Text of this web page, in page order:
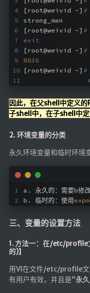
[root@weivid ~] #
strong_man
[root@weivid ~]
exit
[root@weivid ~] #
8836
[root@weivid ~] #
因此，在父shell中定义
子shell中，在子shell中定
2. 环境变量的分类
永久环境变量和临时环境
a. 永久的：需要b修改
b. 临时的：使用
三、变量的设置方法
1. 方法一：在/etc/profile
的)】
用VI在文件/etc/profile文
有用户有效，并且是“永
🔨工具
帮你百度
文件传输
文件传输 自
九宫格照片
图片加水印
图片转字符
查重软件
Cloudreve
主站网页探
副站网页探